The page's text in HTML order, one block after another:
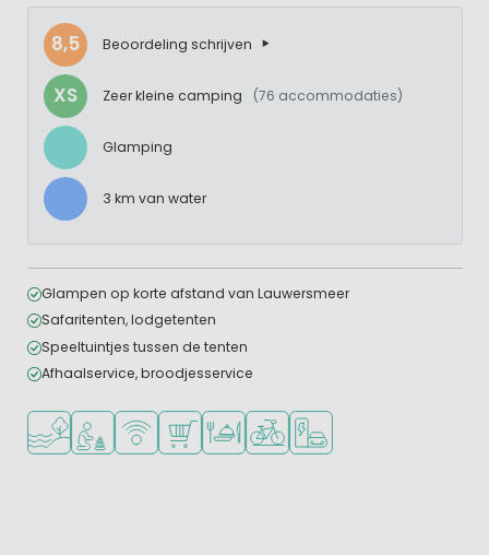
8,5 Beoordeling schrijven
XS Zeer kleine camping (76 accommodaties)
Glamping
3 km van water
Glampen op korte afstand van Lauwersmeer
Safaritenten, lodgetenten
Speeltuintjes tussen de tenten
Afhaalservice, broodjesservice
Ligt bij het water
Aanbevolen voor jonge kinderen
WiFi beschikbaar
Campingwinkel/Supermarkt
Restaurant of pizzeria
FietsverhuurLaadpaal elektrische auto